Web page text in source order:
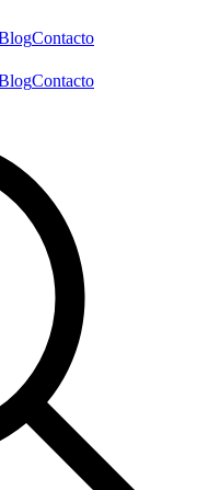
Contacto
Contacto